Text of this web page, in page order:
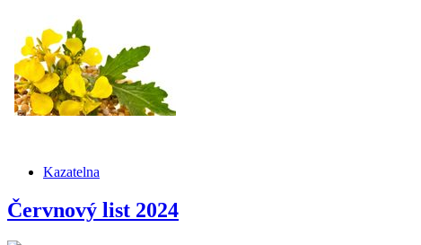
Kazatelna
Červnový list 2024